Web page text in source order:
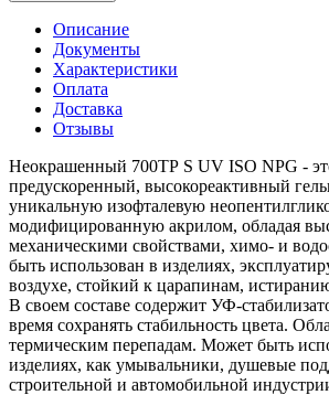
Описание
Документы
Характеристики
Оплата
Доставка
Отзывы
Неокрашенный 700ТР S UV ISO NPG -
предускоренный, высокореактивный
уникальную изофталевую
модифицированную акрилом, обладая
механическими свойствами, химо- и
быть использован в изделиях,
воздухе, стойкий к царапинам,
В своем составе содержит УФ-
время сохранять стабильность цвета.
термическим перепадам. Может быть
изделиях, как умывальники, душевые
строительной и автомобильной